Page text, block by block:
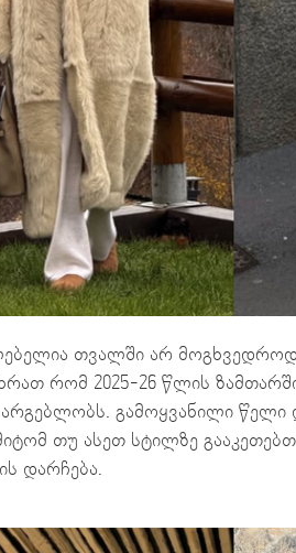
თვალში არ
რომ 2025-26 წლის
გამოყვანილი
თუ ასეთ სტილზე
დარჩება.